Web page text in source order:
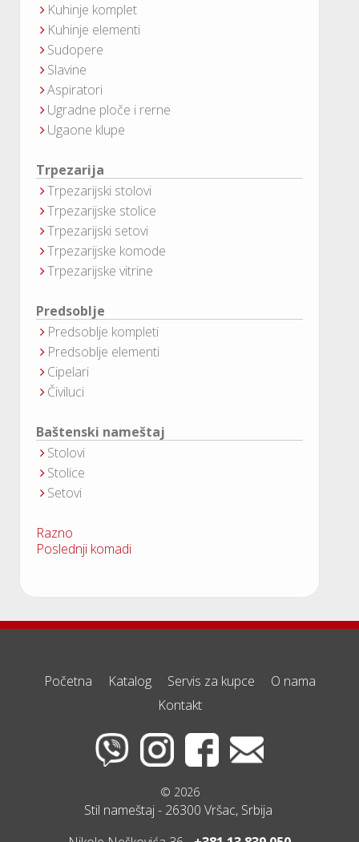
Kuhinje komplet
Kuhinje elementi
Sudopere
Slavine
Aspiratori
Ugradne ploče i rerne
Ugaone klupe
Trpezarija
Trpezarijski stolovi
Trpezarijske stolice
Trpezarijski setovi
Trpezarijske komode
Trpezarijske vitrine
Predsoblje
Predsoblje kompleti
Predsoblje elementi
Cipelari
Čiviluci
Baštenski nameštaj
Stolovi
Stolice
Setovi
Razno
Poslednji komadi
Početna Katalog Servis za kupce
O nama
Kontakt
© 2026
Stil nameštaj - 26300 Vršac, Srbija